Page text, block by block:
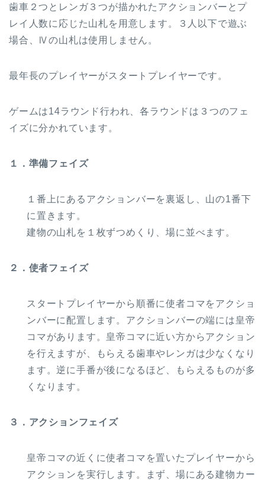
歯車２つとレンガ３つが描かれたアクションバーとプ
レイ人数に応じた山札を用意します。３人以下で遊ぶ
場合、Ⅳの山札は使用しません。
最年長のプレイヤーがスタートプレイヤーです。
ゲームは14ラウンド行われ、各ラウンドは３つのフェ
イズに分かれています。
１．準備フェイズ
１番上にあるアクションバーを裏返し、山の1番下
に置きます。
建物の山札を１枚ずつめくり、場に並べます。
２．使者フェイズ
スタートプレイヤーから順番に使者コマをアクショ
ンバーに配置します。アクションバーの端には皇帝
コマがあります。皇帝コマに近い方からアクション
を行えますが、もらえる歯車やレンガは少なくなり
ます。逆に手番が後になるほど、もらえるものが多
くなります。
３．アクションフェイズ
皇帝コマの近くに使者コマを置いたプレイヤーから
アクションを実行します。まず、場にある建物カー